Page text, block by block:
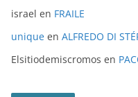
israel en FRAILE
unique en ALFREDO DI
Elsitiodemiscromos en